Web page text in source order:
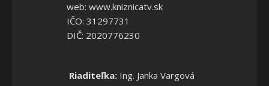
web: www.kniznicatv.sk
IČO: 31297731
DIČ: 2020776230
Riaditeľka:Ing. Janka Vargová